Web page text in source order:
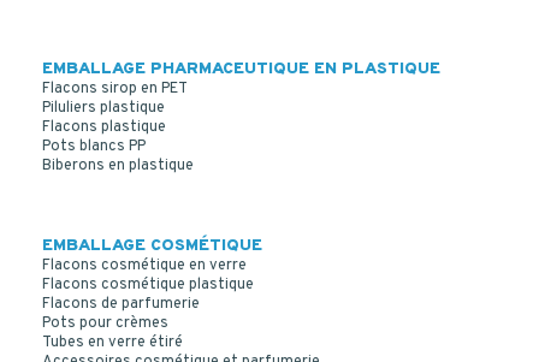
EMBALLAGE PHARMACEUTIQUE EN PLASTIQUE
Flacons sirop en PET
Piluliers plastique
Flacons plastique
Pots blancs PP
Biberons en plastique
EMBALLAGE COSMÉTIQUE
Flacons cosmétique en verre
Flacons cosmétique plastique
Flacons de parfumerie
Pots pour crèmes
Tubes en verre étiré